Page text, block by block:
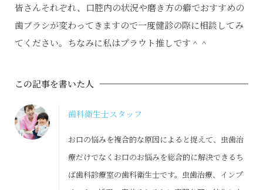
皆さんそれぞれ、口腔内の状況や磨き方の癖でおすすめの
歯ブラシが変わってきますので一度健診の際に相談してみ
てください。ちなみに私はプラウト推しです＾＾
この記事を書いた人
歯科衛生士スタッフ
お口の悩みを複合的な原因によると捉えて、虫歯治
療だけでなくお口のお悩みを総合的に解決できるち
ば歯科診療室の歯科衛生士です。虫歯治療、インプ